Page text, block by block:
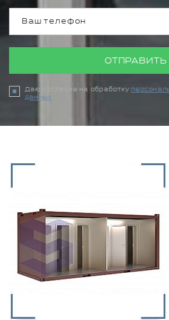
ОТПРАВИТЬ
Даю согласие на обработку
данных